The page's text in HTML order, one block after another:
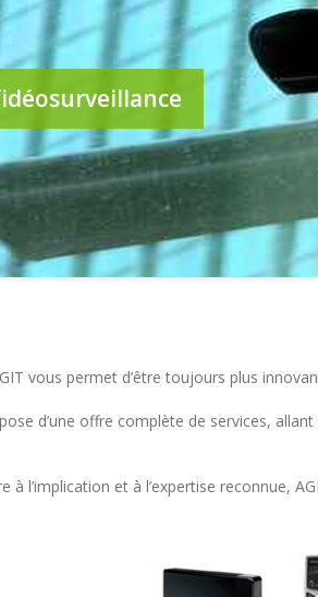
vous permet d’être toujours plus
d’une offre complète de services,
à l’implication et à l’expertise reconnue,